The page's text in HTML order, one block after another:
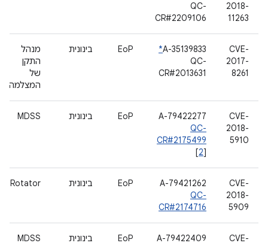
2018-
11263
QC-
CR#2209106
CVE-
2017-
8261
A-35139833
*
QC-
CR#2013631
EoP בינונית
מנהל
התקן
של
המצלמה
CVE-
2018-
5910
A-79422277
QC-
CR#2175499
[2]
EoP בינונית MDSS
CVE-
2018-
5909
A-79421262
QC-
CR#2174716
EoP בינונית Rotator
CVE-
A-79422409
EoP בינונית MDSS